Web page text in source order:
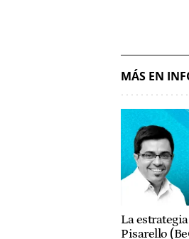
MÁS EN
La
Pisarello